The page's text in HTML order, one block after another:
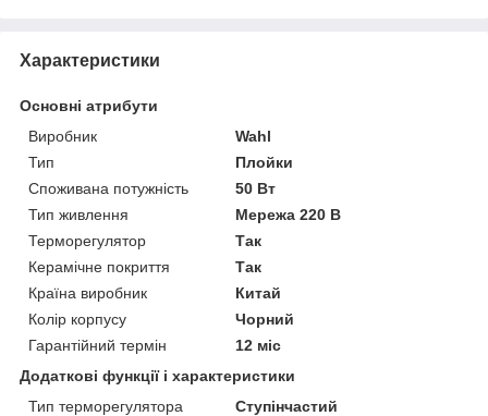
Характеристики
Основні атрибути
Виробник
Wahl
Тип
Плойки
Споживана потужність
50 Вт
Тип живлення
Мережа 220 В
Терморегулятор
Так
Керамічне покриття
Так
Країна виробник
Китай
Колір корпусу
Чорний
Гарантійний термін
12 міс
Додаткові функції і характеристики
Тип терморегулятора
Ступінчастий